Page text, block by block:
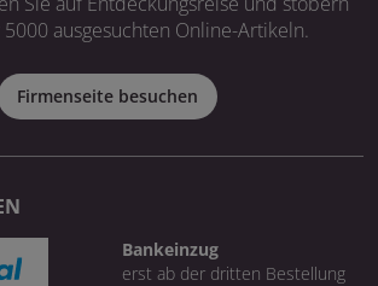
ausgesuchten Online-Artikeln.
Firmenseite besuchen
Bankeinzug
erst ab der dritten Bestellung